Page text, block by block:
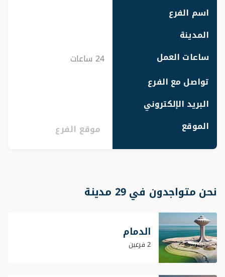
اسم الفرع
المدينة
ساعات العمل
24 ساعات
تواصل مع الفرع
البريد الإلكتروني
الموقع
موقع الفرع
نحن متواجدون في 29 مدينة
الدمام
2 فرعين